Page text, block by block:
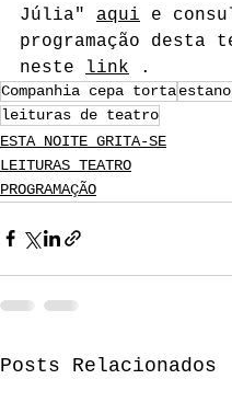
Júlia" aqui e
programação desta
neste
link .
Companhia cepa torta
leituras de teatro
ESTA NOITE GRITA-SE
LEITURAS TEATRO
PROGRAMAÇÃO
Posts Relacionados